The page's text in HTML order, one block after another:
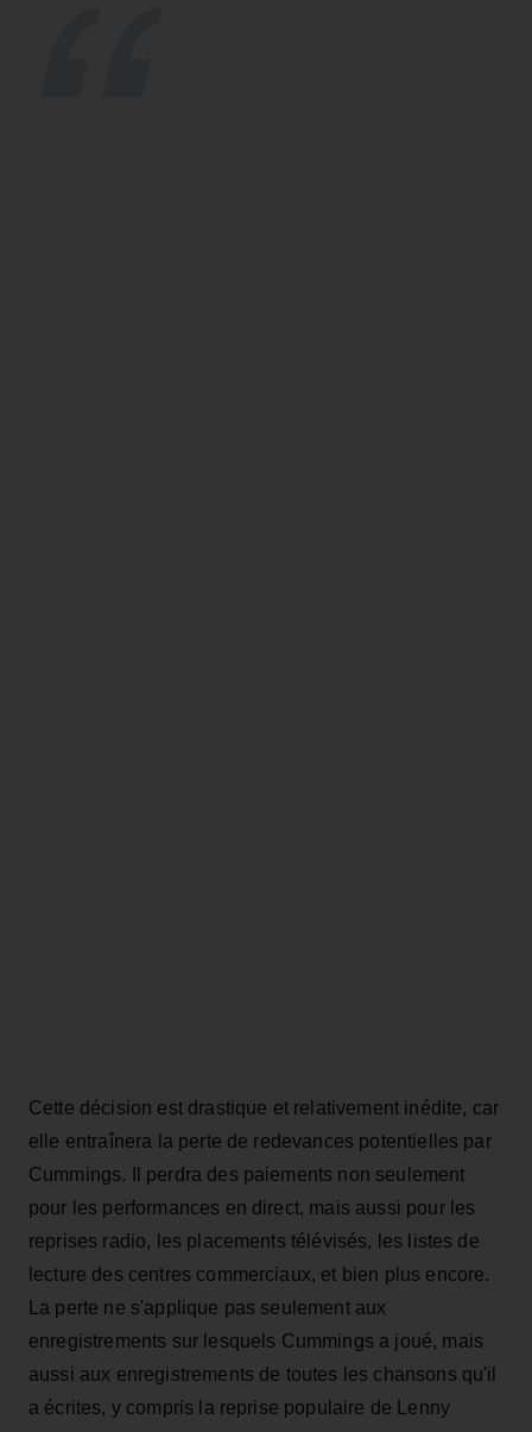
Cette décision est drastique et relativement inédite, car
elle entraînera la perte de redevances potentielles par
Cummings. Il perdra des paiements non seulement
pour les performances en direct, mais aussi pour les
reprises radio, les placements télévisés, les listes de
lecture des centres commerciaux, et bien plus encore.
La perte ne s'applique pas seulement aux
enregistrements sur lesquels Cummings a joué, mais
aussi aux enregistrements de toutes les chansons qu'il
a écrites, y compris la reprise populaire de Lenny